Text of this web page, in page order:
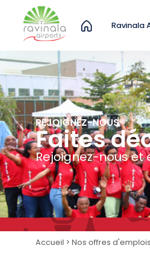
Ravinala
REJOIGNEZ-NOUS
Faites
Rejoignez-nous
Accueil > Nos offres d'emplois